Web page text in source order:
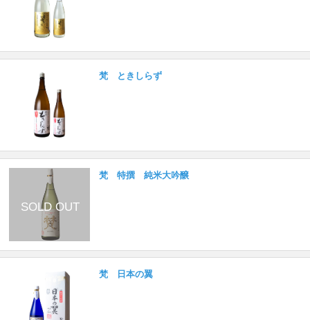
梵 ときしらず
梵 特撰 純米大吟醸
梵 日本の翼